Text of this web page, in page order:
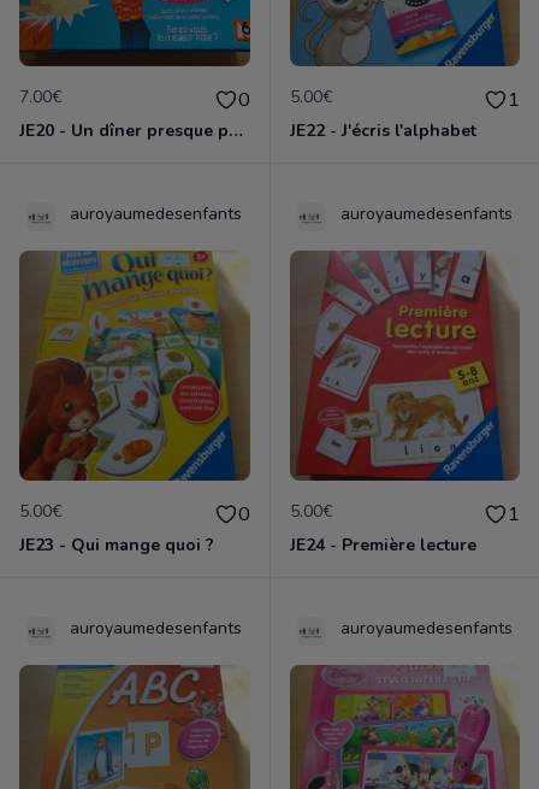
7.00€ 0
JE20 - Un dîner presque parfait
5.00€ 1
JE22 - J'écris l'alphabet
auroyaumedesenfants
5.00€ 0
JE23 - Qui mange quoi ?
auroyaumedesenfants
5.00€ 1
JE24 - Première lecture
auroyaumedesenfants auroyaumedesenfants